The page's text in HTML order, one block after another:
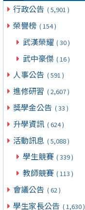
行政公告 ( 5,901 )
榮譽榜 ( 154 )
武漢榮耀 ( 30 )
武中豪傑 ( 16 )
人事公告 ( 591 )
進修研習 ( 2,607 )
獎學金公告 ( 33 )
升學資訊 ( 624 )
活動訊息 ( 5,088 )
學生競賽 ( 339 )
教師競賽 ( 113 )
會議公告 ( 62 )
學生家長公告 ( 1,630 )